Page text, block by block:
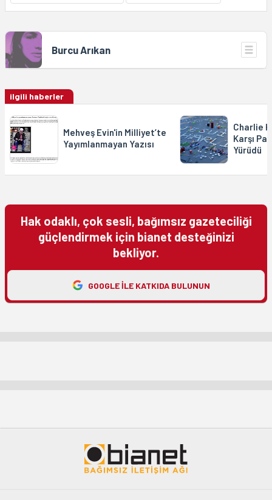
Burcu Arıkan
ilgili haberler
Mehveş Evin'in Milliyet’te
Yayımlanmayan Yazısı
Charlie
Karşı
Yürüdü
Hak odaklı, çok sesli, bağımsız gazeteciliği
güçlendirmek için bianet desteğinizi
bekliyor.
GOOGLE ILE KATKIDA BULUNUN